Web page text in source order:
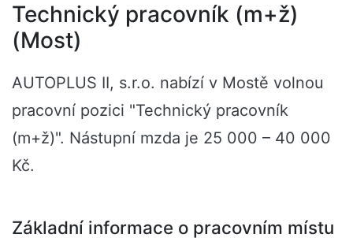
Technický pracovník (m+ž)
(Most)
AUTOPLUS II, s.r.o. nabízí v Mostě volnou
pracovní pozici "Technický pracovník
(m+ž)". Nástupní mzda je 25 000 – 40 000
Kč.
Základní informace o pracovním místu